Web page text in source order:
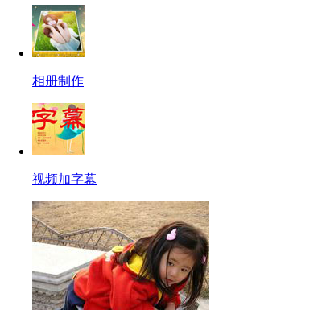
相册制作
视频加字幕